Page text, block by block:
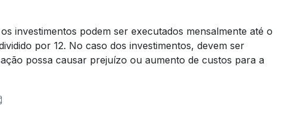
investimentos podem ser executados mensalmente até o
por 12. No caso dos investimentos, devem ser
possa causar prejuízo ou aumento de custos para a